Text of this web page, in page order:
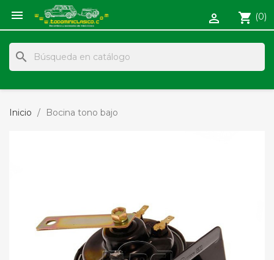
 shopping_cart (0)

search
Inicio Bocina tono bajo